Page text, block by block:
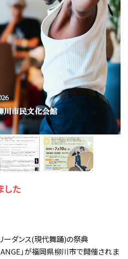
した
ーダンス(現代舞踊)の祭典
」が福岡県柳川市で開催されま